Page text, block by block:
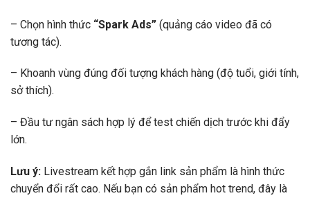
– Chọn hình thức “Spark Ads” (quảng cáo video đã có
tương tác).
– Khoanh vùng đúng đối tượng khách hàng (độ tuổi, giới tính,
sở thích).
– Đầu tư ngân sách hợp lý để test chiến dịch trước khi đẩy
lớn.
Lưu ý: Livestream kết hợp gắn link sản phẩm là hình thức
chuyển đổi rất cao. Nếu bạn có sản phẩm hot trend, đây là